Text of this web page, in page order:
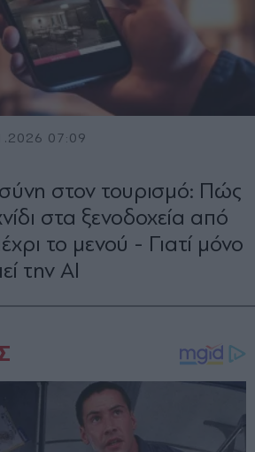
07:09
στον τουρισμό: Πώς
στα ξενοδοχεία από
το μενού - Γιατί μόνο
την ΑΙ